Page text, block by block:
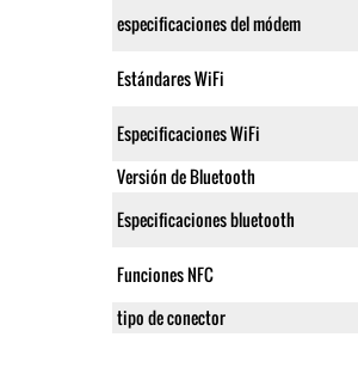
especificaciones del módem
Estándares WiFi
Especificaciones WiFi
Versión de Bluetooth
Especificaciones bluetooth
Funciones NFC
tipo de conector